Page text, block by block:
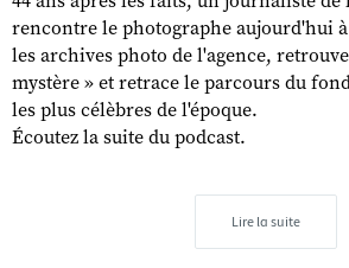
rencontre le photographe aujourd'hui
les archives photo de l'agence,
mystère » et retrace le parcours du
les plus célèbres de l'époque.
Écoutez la suite du podcast.
Lire la suite